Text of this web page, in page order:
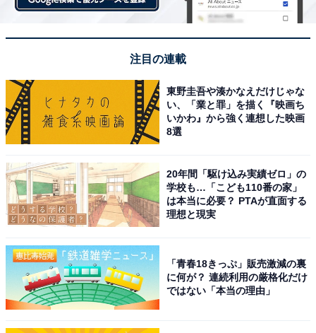
注目の連載
東野圭吾や湊かなえだけじゃな
い、「業と罪」を描く『映画ち
いかわ』から強く連想した映画
8選
20年間「駆け込み実績ゼロ」の
学校も…「こども110番の家」
は本当に必要？ PTAが直面する
理想と現実
「青春18きっぷ」販売激減の裏
に何が？ 連続利用の厳格化だけ
ではない「本当の理由」